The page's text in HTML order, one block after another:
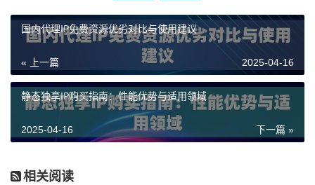
国内代理IP免费资源优劣对比与使用建议
« 上一篇 2025-04-16
静态独享IP购买指南：性能优势与适用领域
下一篇 »
2025-04-16
相关阅读